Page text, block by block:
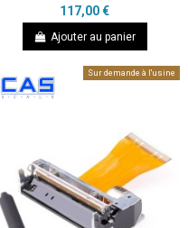
117,00 €
Ajouter au panier
Sur demande à l'usine